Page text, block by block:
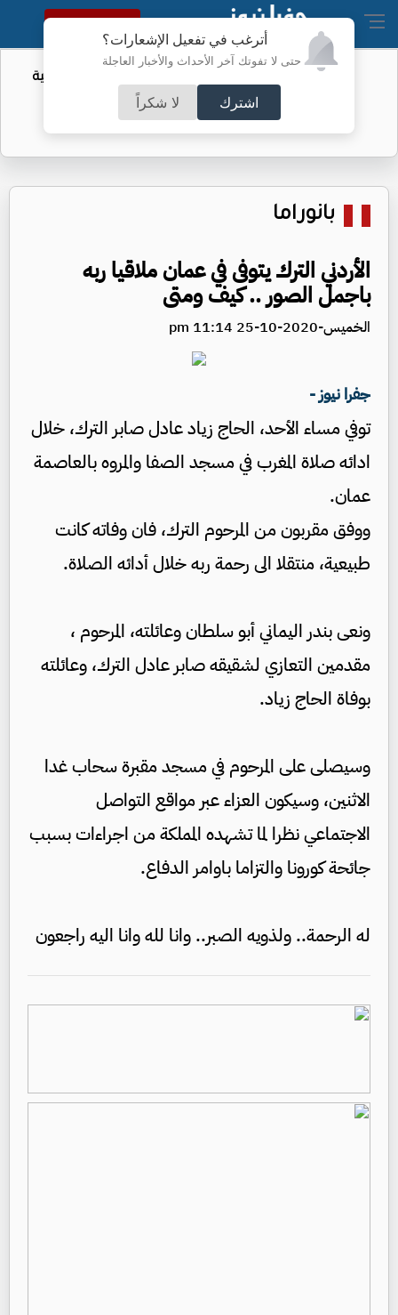
أترغب في تفعيل الإشعارات؟
حتى لا تفوتك آخر الأحداث والأخبار العاجلة
اشترك لا شكراً
النسخة الكاملة
أمر لتقييد حق اكتساب الجنسية الأميركية
بالولادة
بانوراما
الأردني الترك يتوفى في عمان ملاقيا ربه
باجمل الصور .. كيف ومتى
الخميس-2020-10-25 11:14 pm
جفرا نيوز -
توفي مساء الأحد، الحاج زياد عادل صابر الترك، خلال
ادائه صلاة المغرب في مسجد الصفا والمروه بالعاصمة
عمان.
ووفق مقربون من المرحوم الترك، فان وفاته كانت
طبيعية، منتقلا الى رحمة ربه خلال أدائه الصلاة.
ونعى بندر اليماني أبو سلطان وعائلته، المرحوم ،
مقدمين التعازي لشقيقه صابر عادل الترك، وعائلته
بوفاة الحاج زياد.
وسيصلى على المرحوم في مسجد مقبرة سحاب غدا
الاثنين، وسيكون العزاء عبر مواقع التواصل
الاجتماعي نظرا لما تشهده المملكة من اجراءات بسبب
جائحة كورونا والتزاما باوامر الدفاع.
له الرحمة.. ولذويه الصبر.. وانا لله وانا اليه راجعون